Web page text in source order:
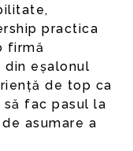
practica
firmă
eșalonul
de top ca
fac pasul la
asumare a